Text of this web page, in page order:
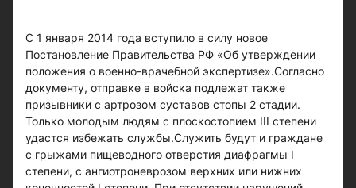
С 1 января 2014 года вступило в силу новое
Постановление Правительства РФ «Об утверждении
положения о военно-врачебной экспертизе».Согласно
документу, отправке в войска подлежат также
призывники с артрозом суставов стопы 2 стадии.
Только молодым людям с плоскостопием III степени
удастся избежать службы.Служить будут и граждане
с грыжами пищеводного отверстия диафрагмы I
степени, с ангиотроневрозом верхних или нижних